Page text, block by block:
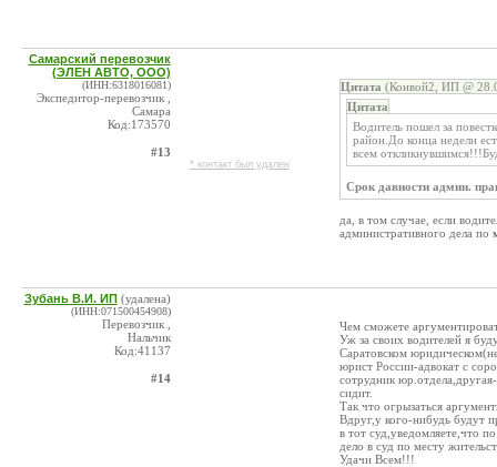
Самарский перевозчик
(ЭЛЕН АВТО, ООО)
(ИНН:6318016081)
Экспедитор-перевозчик ,
Самара
Код:173570
#13
* контакт был удален
Цитата (Конвой2, ИП @
Цитата
Водитель пошел за
район.До конца недели
всем
Срок давности админ.
да, в том случае, если
административного дела по
Зубань В.И. ИП (удалена)
(ИНН:071500454908)
Перевозчик ,
Нальчик
Код:41137
#14
Чем сможете
Уж за своих водителей я
Саратовском
юрист России-адвокат с
сотрудник
сидит.
Так что огрызаться
Вдруг,у кого-нибудь будут
в тот суд,уведомляете,что
дело в суд по месту
Удачи Всем!!!